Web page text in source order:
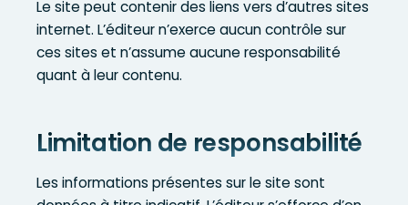
Le site peut contenir des liens vers d’autres sites
internet. L’éditeur n’exerce aucun contrôle sur
ces sites et n’assume aucune responsabilité
quant à leur contenu.
Limitation de responsabilité
Les informations présentes sur le site sont